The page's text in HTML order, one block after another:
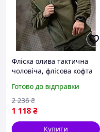
Фліска олива тактична
чоловіча, флісова кофта
хакі на блискавці L Pj7sd
Готово до відправки
1 118₴
2 236 ₴
Купити